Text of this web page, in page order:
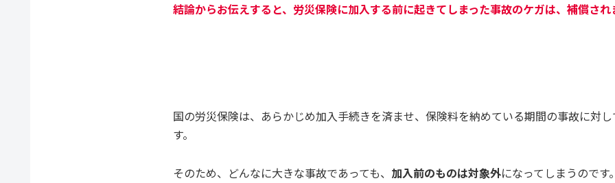
結論からお伝えすると、労災保険に加入する前に起きてしまった事故のケガは、補償され
国の労災保険は、あらかじめ加入手続きを済ませ、保険料を納めている期間の事故に対
す。
そのため、どんなに大きな事故であっても、 加入前のものは対象外になってしまうのです